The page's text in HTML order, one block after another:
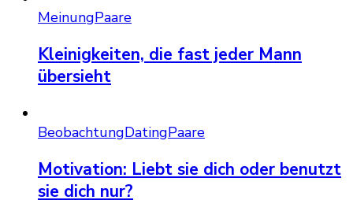
MeinungPaare
Kleinigkeiten, die fast jeder Mann
übersieht
BeobachtungDatingPaare
Motivation: Liebt sie dich oder benutzt
sie dich nur?